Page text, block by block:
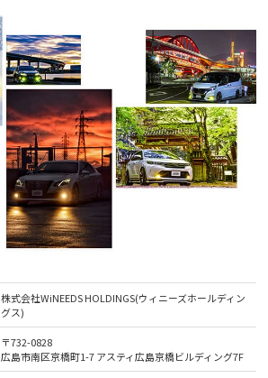
株式会社WiNEEDS HOLDINGS(ウィニーズホールディン
グス)
〒732-0828
広島市南区京橋町1-7 アスティ広島京橋ビルディング7F